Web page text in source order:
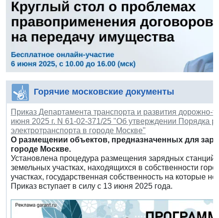
Горячие московские документы
Приказ Департамента транспорта и развития дорожно-
июня 2025 г. N 61-02-371/25 "Об утверждении Порядка
электротранспорта в городе Москве"
О размещении объектов, предназначенных для
городе Москве.
Установлена процедура размещения зарядных станций
земельных участках, находящихся в собственности
участках, государственная собственность на которые
Приказ вступает в силу с 13 июня 2025 года.